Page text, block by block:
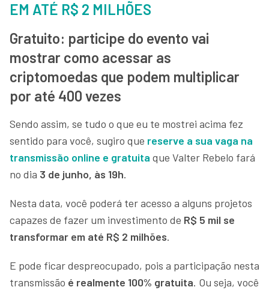
EM ATÉ R$ 2 MILHÕES
Gratuito: participe do evento vai
mostrar como acessar as
criptomoedas que podem multiplicar
por até 400 vezes
Sendo assim, se tudo o que eu te mostrei acima fez
sentido para você, sugiro que reserve a sua vaga na
transmissão online e gratuita que Valter Rebelo fará
no dia 3 de junho, às 19h.
Nesta data, você poderá ter acesso a alguns projetos
capazes de fazer um investimento de R$ 5 mil se
transformar em até R$ 2 milhões.
E pode ficar despreocupado, pois a participação nesta
transmissão é realmente 100% gratuita. Ou seja, você